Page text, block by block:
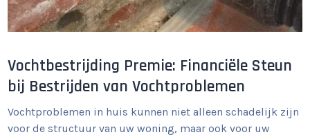
Vochtbestrijding Premie: Financiële Steun
bij Bestrijden van Vochtproblemen
Vochtproblemen in huis kunnen niet alleen schadelijk zijn
voor de structuur van uw woning, maar ook voor uw